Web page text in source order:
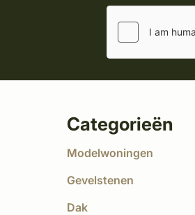
Categorieën
Modelwoningen
Gevelstenen
Dak